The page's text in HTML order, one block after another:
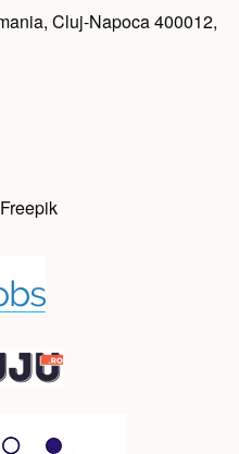
Cluj-Napoca 400012,